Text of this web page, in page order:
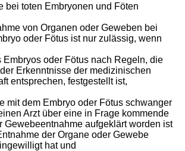
bei toten Embryonen und Föten
von Organen oder Geweben bei
oder Fötus ist nur zulässig, wenn
Embryos oder Fötus nach Regeln, die
Erkenntnisse der medizinischen
entsprechen, festgestellt ist,
mit dem Embryo oder Fötus schwanger
Arzt über eine in Frage kommende
Gewebeentnahme aufgeklärt worden ist
der Organe oder Gewebe
hat und